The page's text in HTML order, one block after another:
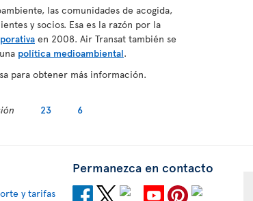
las comunidades de acogida,
y socios. Esa es la razón por la
en 2008. Air Transat también se
política medioambiental.
para obtener más información.
23 6
y tarifas
Permanezca en contacto